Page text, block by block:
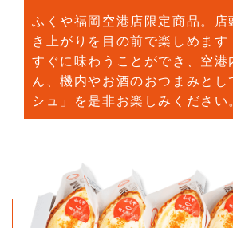
ふくや福岡空港店限定商品。店
き上がりを目の前で楽しめます
すぐに味わうことができ、空港
ん、機内やお酒のおつまみとし
シュ」を是非お楽しみください